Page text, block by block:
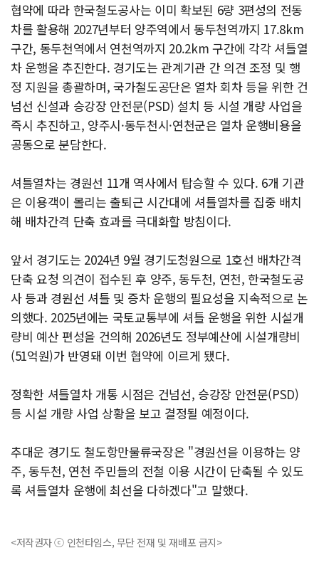
협약에 따라 한국철도공사는 이미 확보된 6량 3편성의 전동
차를 활용해 2027년부터 양주역에서 동두천역까지 17.8km
구간, 동두천역에서 연천역까지 20.2km 구간에 각각 셔틀열
차 운행을 추진한다. 경기도는 관계기관 간 의견 조정 및 행
정 지원을 총괄하며, 국가철도공단은 열차 회차 등을 위한 건
넘선 신설과 승강장 안전문(PSD) 설치 등 시설 개량 사업을
즉시 추진하고, 양주시·동두천시·연천군은 열차 운행비용을
공동으로 분담한다.
셔틀열차는 경원선 11개 역사에서 탑승할 수 있다. 6개 기관
은 이용객이 몰리는 출퇴근 시간대에 셔틀열차를 집중 배치
해 배차간격 단축 효과를 극대화할 방침이다.
앞서 경기도는 2024년 9월 경기도청원으로 1호선 배차간격
단축 요청 의견이 접수된 후 양주, 동두천, 연천, 한국철도공
사 등과 경원선 셔틀 및 증차 운행의 필요성을 지속적으로 논
의했다. 2025년에는 국토교통부에 셔틀 운행을 위한 시설개
량비 예산 편성을 건의해 2026년도 정부예산에 시설개량비
(51억원)가 반영돼 이번 협약에 이르게 됐다.
정확한 셔틀열차 개통 시점은 건넘선, 승강장 안전문(PSD)
등 시설 개량 사업 상황을 보고 결정될 예정이다.
추대운 경기도 철도항만물류국장은 "경원선을 이용하는 양
주, 동두천, 연천 주민들의 전철 이용 시간이 단축될 수 있도
록 셔틀열차 운행에 최선을 다하겠다"고 말했다.
<저작권자 ⓒ 인천타임스, 무단 전재 및 재배포 금지>